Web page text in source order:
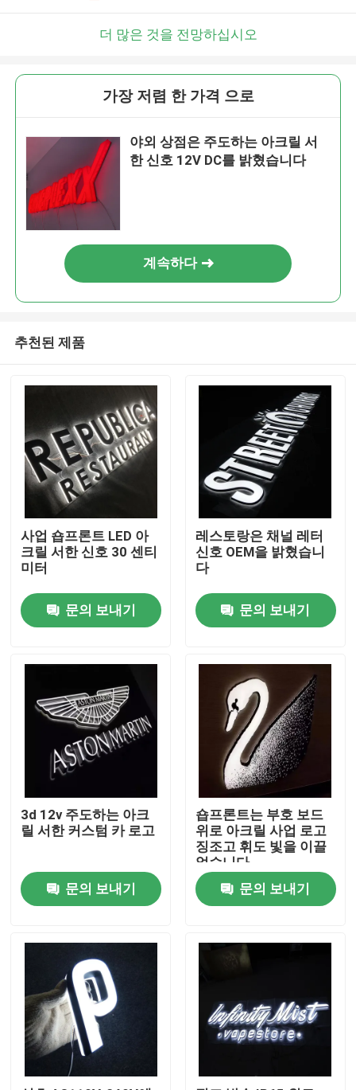
집
우리에 대하여
공장 여행
품질 관리
연락주세요
3d 서한 신호
채널 레터 신호
백리트 서한 신호
더 많은 것을 전망하십시오
가장 저렴 한 가격 으로
야외 상점은 주도하는 아크릴 서
한 신호 12V DC를 밝혔습니다
계속하다
추천된 제품
사업 숍프론트 LED 아
크릴 서한 신호 30 센티
미터
문의 보내기
레스토랑은 채널 레터
신호 OEM을 밝혔습니
다
문의 보내기
3d 12v 주도하는 아크
릴 서한 커스텀 카 로고
문의 보내기
숍프론트는 부호 보드
위로 아크릴 사업 로고
징조고 휘도 빛을 이끌
었습니다
문의 보내기